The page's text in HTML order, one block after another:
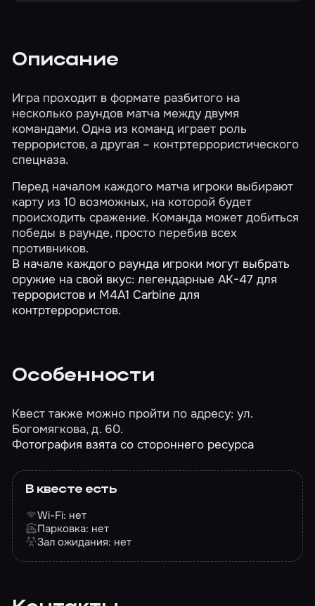
Описание
Игра проходит в формате разбитого на
несколько раундов матча между двумя
командами. Одна из команд играет роль
террористов, а другая – контртеррористического
спецназа.
Перед началом каждого матча игроки выбирают
карту из 10 возможных, на которой будет
происходить сражение. Команда может добиться
победы в раунде, просто перебив всех
противников.
В начале каждого раунда игроки могут выбрать
оружие на свой вкус: легендарные AK-47 для
террористов и M4A1 Carbine для
контртеррористов.
Особенности
Квест также можно пройти по адресу: ул.
Богомягкова, д. 60.
Фотография взята со стороннего ресурса
В квесте есть
Wi-Fi: нет
Парковка: нет
Зал ожидания: нет